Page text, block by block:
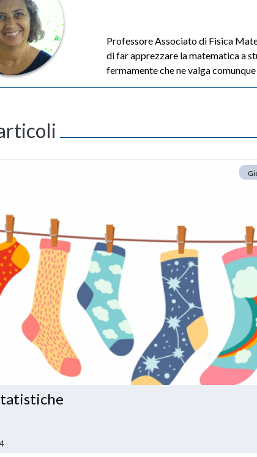
Professore Associato di Fisica
di far apprezzare la matematica a
fermamente che ne valga comunque